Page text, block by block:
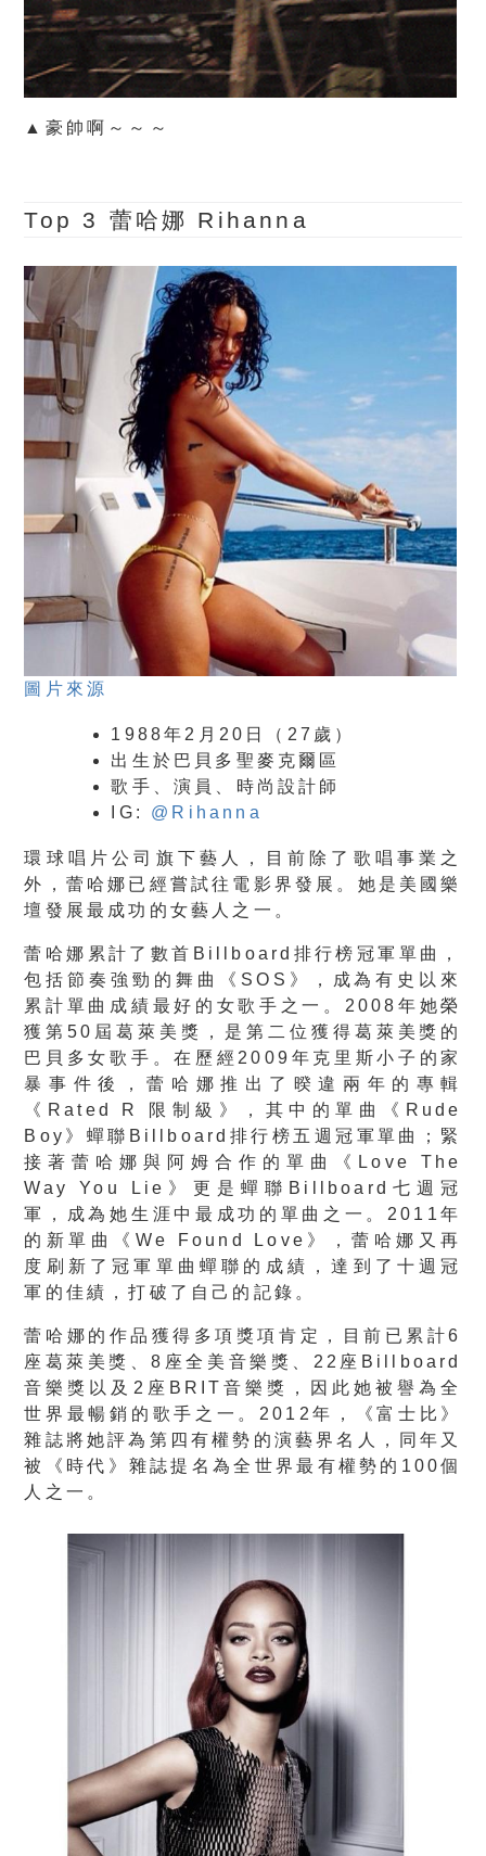
▲豪帥啊～～～
Top 3 蕾哈娜 Rihanna
圖片來源
1988年2月20日（27歲）
出生於巴貝多聖麥克爾區
歌手、演員、時尚設計師
IG: @Rihanna
環球唱片公司旗下藝人，目前除了歌唱事業之
外，蕾哈娜已經嘗試往電影界發展。她是美國樂
壇發展最成功的女藝人之一。
蕾哈娜累計了數首Billboard排行榜冠軍單曲，
包括節奏強勁的舞曲《SOS》，成為有史以來
累計單曲成績最好的女歌手之一。2008年她榮
獲第50屆葛萊美獎，是第二位獲得葛萊美獎的
巴貝多女歌手。在歷經2009年克里斯小子的家
暴事件後，蕾哈娜推出了暌違兩年的專輯
《Rated R 限制級》，其中的單曲《Rude
Boy》蟬聯Billboard排行榜五週冠軍單曲；緊
接著蕾哈娜與阿姆合作的單曲《Love The
Way You Lie》更是蟬聯Billboard七週冠
軍，成為她生涯中最成功的單曲之一。2011年
的新單曲《We Found Love》，蕾哈娜又再
度刷新了冠軍單曲蟬聯的成績，達到了十週冠
軍的佳績，打破了自己的記錄。
蕾哈娜的作品獲得多項獎項肯定，目前已累計6
座葛萊美獎、8座全美音樂獎、22座Billboard
音樂獎以及2座BRIT音樂獎，因此她被譽為全
世界最暢銷的歌手之一。2012年，《富士比》
雜誌將她評為第四有權勢的演藝界名人，同年又
被《時代》雜誌提名為全世界最有權勢的100個
人之一。